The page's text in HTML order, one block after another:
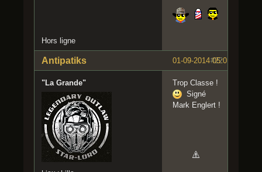
Hors ligne
#22
01-09-2014 05:01:34
Antipatiks
"La Grande"
Trop Classe !
Signé
Mark Englert !